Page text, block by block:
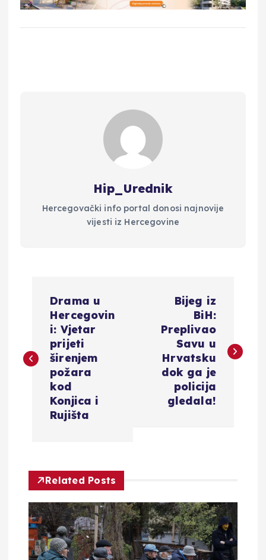
Hip_Urednik
Hercegovački info portal donosi najnovije
vijesti iz Hercegovine
v
c
a
Drama u
Hercegovin
i: Vjetar
prijeti
širenjem
požara
kod
Konjica i
Rujišta
Bijeg iz
BiH:
Preplivao
Savu u
Hrvatsku
dok ga je
policija
gledala!
Related Posts